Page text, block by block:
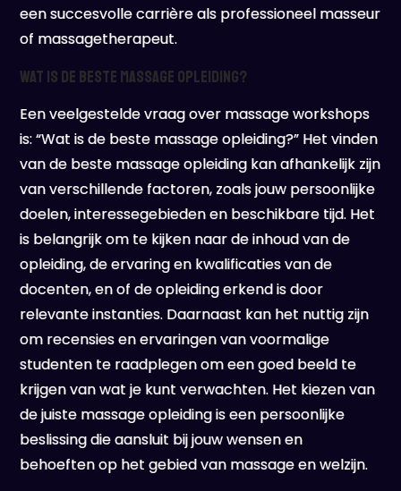
een succesvolle carrière als professioneel masseur
of massagetherapeut.
Wat is de beste massage opleiding?
Een veelgestelde vraag over massage workshops
is: “Wat is de beste massage opleiding?” Het vinden
van de beste massage opleiding kan afhankelijk zijn
van verschillende factoren, zoals jouw persoonlijke
doelen, interessegebieden en beschikbare tijd. Het
is belangrijk om te kijken naar de inhoud van de
opleiding, de ervaring en kwalificaties van de
docenten, en of de opleiding erkend is door
relevante instanties. Daarnaast kan het nuttig zijn
om recensies en ervaringen van voormalige
studenten te raadplegen om een goed beeld te
krijgen van wat je kunt verwachten. Het kiezen van
de juiste massage opleiding is een persoonlijke
beslissing die aansluit bij jouw wensen en
behoeften op het gebied van massage en welzijn.